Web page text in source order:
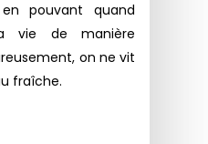
pouvant quand
vie de manière
on ne vit
fraîche.